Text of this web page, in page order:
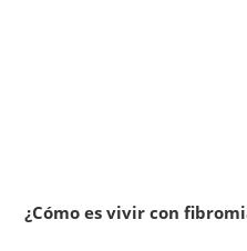
¿Cómo es vivir con